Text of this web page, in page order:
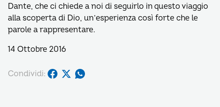
Dante, che ci chiede a noi di seguirlo in questo viaggio
alla scoperta di Dio, un’esperienza così forte che le
parole a rappresentare.
14 Ottobre 2016
Condividi: